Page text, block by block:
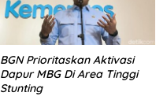
BGN Prioritaskan Aktivasi
Dapur MBG Di Area Tinggi
Stunting